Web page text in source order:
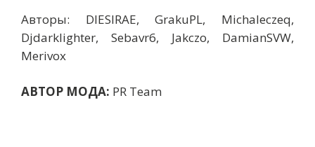
Авторы: DIESIRAE, GrakuPL, Michaleczeq,
Djdarklighter, Sebavr6, Jakczo, DamianSVW,
Merivox
АВТОР МОДА: PR Team